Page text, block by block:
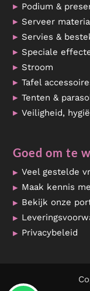
Podium &
Serveer
Servies &
Speciale
Stroom
Tafel
Tenten &
Veiligheid,
Goed om te
Veel gestelde
Maak kennis
Bekijk onze
Privacybeleid